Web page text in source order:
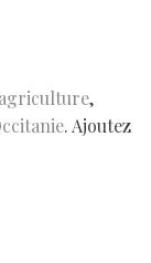
n
k
agriculture,
. Ajoutez